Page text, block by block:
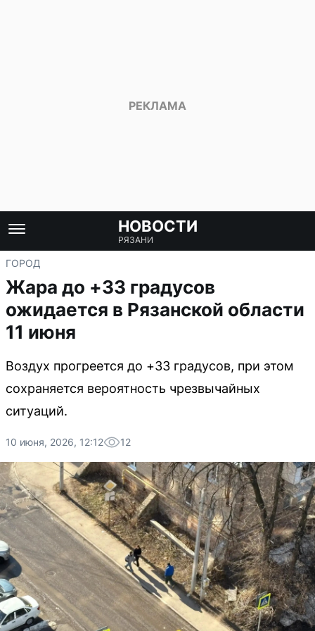
НОВОСТИ
РЯЗАНИ
ГОРОД
Жара до +33 градусов
ожидается в Рязанской области
11 июня
Воздух прогреется до +33 градусов, при этом
сохраняется вероятность чрезвычайных
ситуаций.
10 июня, 2026, 12:12 12